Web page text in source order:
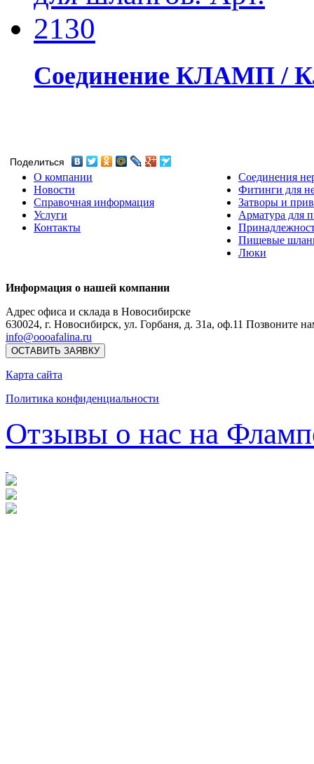
Соединение КЛАМП /
Поделиться
О компании
Новости
Справочная информация
Услуги
Контакты
Соединения
Фитинги для
Затворы и
Арматура для
Пищевые
Люки
Информация о нашей компании
Адрес офиса и склада в Новосибирске
630024, г. Новосибирск, ул. Горбаня, д. 31а, оф.11 Позвоните
info@oooafalina.ru
ОСТАВИТЬ ЗАЯВКУ
Карта сайта
Политика конфиденциальности
Отзывы о нас на